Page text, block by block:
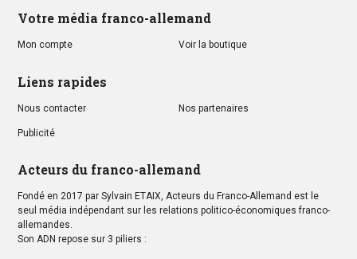
Votre média franco-allemand
Mon compte Voir la boutique
Liens rapides
Nous contacter Nos partenaires
Publicité
Acteurs du franco-allemand
Fondé en 2017 par Sylvain ETAIX, Acteurs du Franco-Allemand est le
seul média indépendant sur les relations politico-économiques franco-
allemandes.
Son ADN repose sur 3 piliers :